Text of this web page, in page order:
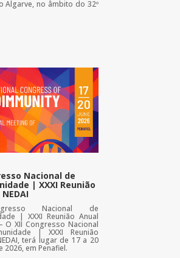
Algarve, no âmbito do 32º
Nacional de
| XXXI Reunião
Nacional de
| XXXI Reunião Anual
O XII Congresso Nacional
| XXXI Reunião
terá lugar de 17 a 20
2026, em Penafiel.